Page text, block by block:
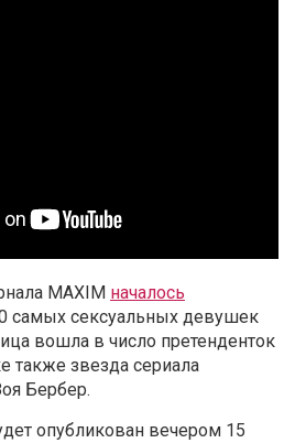
MAXIM началось
самых сексуальных девушек
вошла в число претенденток
также звезда сериала
Бербер.
опубликован вечером 15